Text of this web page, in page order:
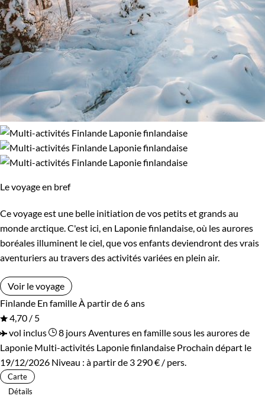
En étoile
Environnement
Bord de mer et îles Forêts, collines, rivières et lacs
Neige Terres Polaires
Le voyage en bref
Ce voyage est une belle initiation de vos petits et grands au
monde arctique. C'est ici, en Laponie finlandaise, où les aurores
boréales illuminent le ciel, que vos enfants deviendront des vrais
aventuriers au travers des activités variées en plein air.
Voir le voyage
Finlande En familleÀ partir de 6 ans
4,70 / 5
vol inclus
8 joursAventures en famille sous les aurores de
Laponie Multi-activités Laponie finlandaise Prochain départ le
19/12/2026 Niveau : à partir de 3 290 € / pers.
Carte
Détails